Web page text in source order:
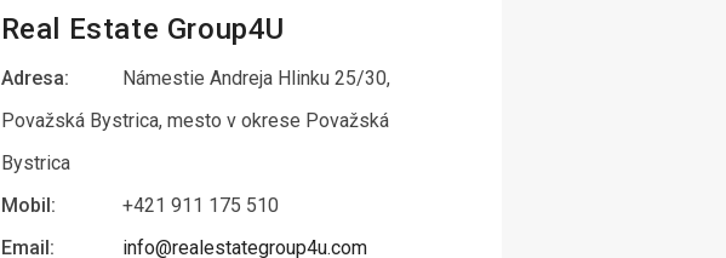
Real Estate Group4U
Adresa:
Námestie Andreja Hlinku 25/30,
Považská Bystrica, mesto v okrese Považská
Bystrica
Mobil:
+421 911 175 510
Email:
info@realestategroup4u.com